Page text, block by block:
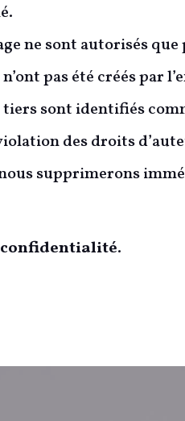
ne sont autorisés
pas été créés par
sont identifiés
des droits
supprimerons
.